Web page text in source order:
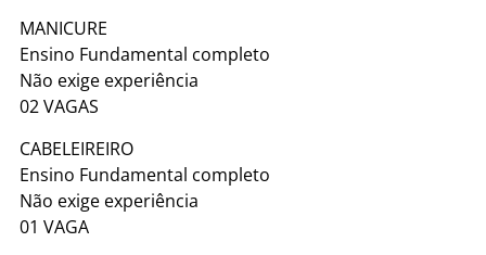
MANICURE
Ensino Fundamental completo
Não exige experiência
02 VAGAS
CABELEIREIRO
Ensino Fundamental completo
Não exige experiência
01 VAGA